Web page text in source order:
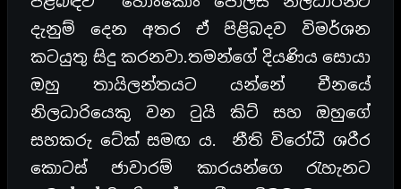
දැනුම් දෙන අතර ඒ පිළිබදව විමර්ශන
කටයුතු සිදු කරනවා.තමන්ගේ දියණිය සොයා
ඔහු තායිලන්තයට යන්නේ චීනයේ
නිලධාරියෙකු වන ටුයි කිට් සහ ඔහුගේ
සහකරු ටේක් සමඟ ය. නීති විරෝධී ශරීර
කොටස් ජාවාරම් කාරයන්ගෙ රැහැනට